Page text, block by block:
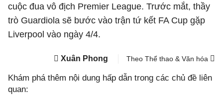
cuộc đua vô địch Premier League. Trước mắt, thầy
trò Guardiola sẽ bước vào trận tứ kết FA Cup gặp
Liverpool vào ngày 4/4.
Xuân Phong Theo Thể thao & Văn hóa
Khám phá thêm nội dung hấp dẫn trong các chủ đề liên
quan: